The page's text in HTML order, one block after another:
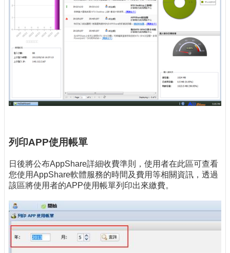
列印APP使用帳單
日後將公布AppShare詳細收費準則，使用者在此區可查看
您使用AppShare軟體服務的時間及費用等相關資訊，透過
該區將使用者的APP使用帳單列印出來繳費。